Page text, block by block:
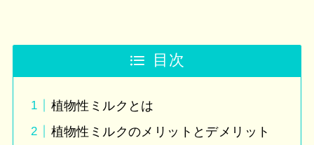
目次
植物性ミルクとは
植物性ミルクのメリットとデメリット